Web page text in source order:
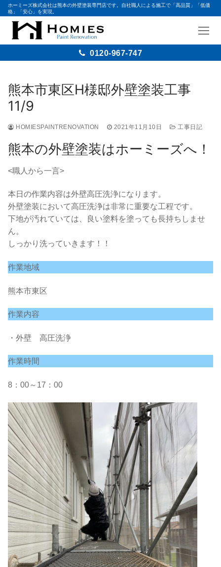
ホーミーズ株式会社は熊本の外壁塗装専門店です。自社職人による施工で「高品質」「低価
格」「安心」を実現。
0120-967-747
熊本市東区H様邸外壁塗装工事
11/9
HOMIESPAINTRENOVATION 2021年11月10日 工事日記
熊本の外壁塗装はホーミーズへ！
<職人から一言>
本日の作業内容は外壁高圧洗浄になります。
外壁塗装において高圧洗浄は非常に重要な工程です。
下地が汚れていては、良い塗料を塗っても長持ちしませ
ん。
しっかり洗っていきます！！
作業地域
熊本市東区
作業内容
・外壁 高圧洗浄
作業時間
8：00～17：00